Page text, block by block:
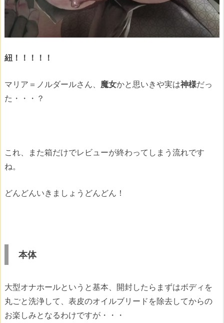
紐！！！！！
マリア＝ノルダールさん、 魔女かと思いきや実は神様だっ
た・・・？
これ、また箱だけでレビューが終わってしまう流れです
ね。
どんどんいきましょうどんどん！
本体
大型オナホールというと基本、開封したらまずはボディを
丸ごと洗浄して、表皮のオイルブリードを除去してからの
お楽しみとなるわけですが・・・